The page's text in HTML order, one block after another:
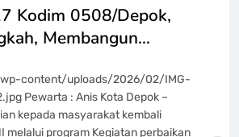
Kodim 0508/Depok,
Membangun…
content/uploads/2026/02/IMG-
Pewarta : Anis Kota Depok –
kepada masyarakat kembali
melalui program Kegiatan perbaikan